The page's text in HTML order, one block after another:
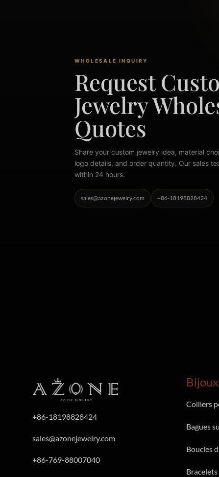
WHOLESALE INQUIRY
Request
Jewelry
Quotes
Share your custom jewelry idea, material
logo details, and order quantity. Our sales
within 24 hours.
sales@azonejewelry.com +86-18198828424
+86-18198828424
sales@azonejewelry.com
+86-769-88007040
Colliers
Bagues
Boucles